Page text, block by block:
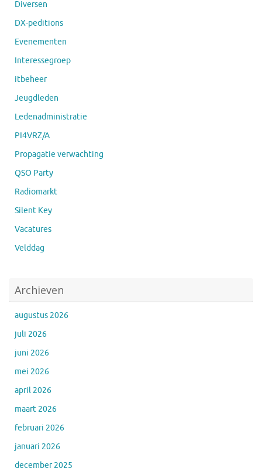
Diversen
DX-peditions
Evenementen
Interessegroep
itbeheer
Jeugdleden
Ledenadministratie
PI4VRZ/A
Propagatie verwachting
QSO Party
Radiomarkt
Silent Key
Vacatures
Velddag
Archieven
augustus 2026
juli 2026
juni 2026
mei 2026
april 2026
maart 2026
februari 2026
januari 2026
december 2025